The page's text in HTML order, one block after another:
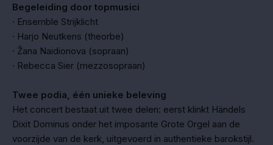
Begeleiding door topmusici
· Ensemble Strijklicht
· Harjo Neutkens (theorbe)
· Žana Naidionova (sopraan)
· Rebecca Sier (mezzosopraan)
Twee podia, één unieke beleving
Het concert bestaat uit twee delen: eerst klinkt Händels
Dixit Dominus onder het imposante Grote Orgel aan de
voorzijde van de kerk, uitgevoerd in authentieke barokstijl.